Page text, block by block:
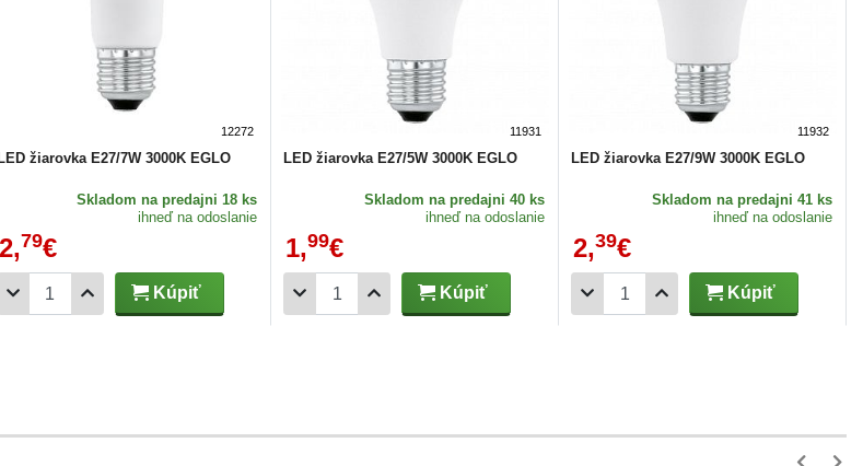
12272
LED žiarovka E27/7W 3000K EGLO
Skladom na predajni 18 ks
ihneď na odoslanie
2,79€
Kúpiť
11931
LED žiarovka E27/5W 3000K EGLO
Skladom na predajni 40 ks
ihneď na odoslanie
1,99€
Kúpiť
11932
LED žiarovka E27/9W 3000K EGLO
Skladom na predajni 41 ks
ihneď na odoslanie
2,39€
Kúpiť